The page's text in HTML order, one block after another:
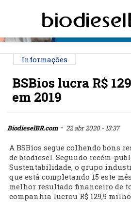
Informações
BSBios lucra R$
em 2019
BiodieselBR.com- 22 abr 2020 - 13:37
A BSBios segue colhendo bons
de biodiesel. Segundo recém-
Sustentabilidade, o grupo
que está completando 15 este
melhor resultado financeiro de
companhia lucrou R$ 129,9